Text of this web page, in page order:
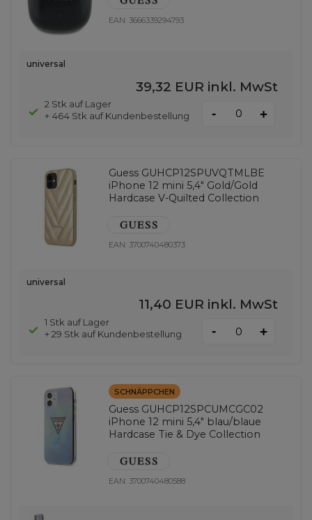
EAN: 3666339294793
universal
39,32 EUR inkl. MwSt
2 Stk auf Lager
+ 464 Stk auf Kundenbestellung
- +
Guess GUHCP12SPUVQTMLBE
iPhone 12 mini 5,4" Gold/Gold
Hardcase V-Quilted Collection
EAN: 3700740480373
universal
11,40 EUR inkl. MwSt
1 Stk auf Lager
+ 29 Stk auf Kundenbestellung
- +
SCHNÄPPCHEN
Guess GUHCP12SPCUMCGC02
iPhone 12 mini 5,4" blau/blaue
Hardcase Tie & Dye Collection
EAN: 3700740480588